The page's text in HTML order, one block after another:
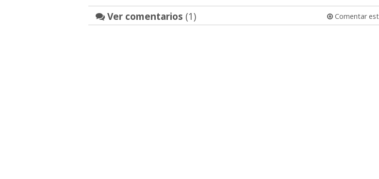
Ver comentarios (1) Comentar